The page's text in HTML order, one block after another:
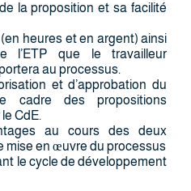
la proposition et sa facilité
heures et en argent) ainsi
l’ETP que le travailleur
au processus.
et d’approbation du
cadre des propositions
CdE.
au cours des deux
mise en œuvre du processus
le cycle de développement